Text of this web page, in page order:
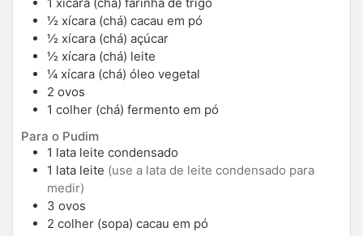
½ xícara (chá) cacau em pó
½ xícara (chá) açúcar
½ xícara (chá) leite
¼ xícara (chá) óleo vegetal
2 ovos
1 colher (chá) fermento em pó
Para o Pudim
1 lata leite condensado
1 lata leite (use a lata de leite condensado para
medir)
3 ovos
2 colher (sopa) cacau em pó